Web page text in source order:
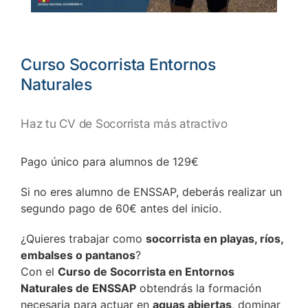
Curso Socorrista Entornos
Naturales
Haz tu CV de Socorrista más atractivo
Pago único para alumnos de 129€
Si no eres alumno de ENSSAP, deberás realizar un
segundo pago de 60€ antes del inicio.
¿Quieres trabajar como socorrista en playas, ríos,
embalses o pantanos?
Con el Curso de Socorrista en Entornos
Naturales de ENSSAP obtendrás la formación
necesaria para actuar en aguas abiertas, dominar